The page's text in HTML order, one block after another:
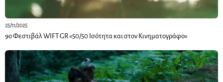
25/11/2025
9ο Φεστιβάλ WIFT GR «50/50 Ισότητα και στον Κινηματογράφο»